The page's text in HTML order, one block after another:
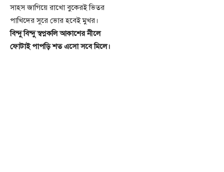
সাহস জাগিয়ে রাখো বুকেরই ভিতর
পাখিদের সুরে ভোর হবেই মুখর।
বিন্দু বিন্দু স্বপ্নকলি আকাশের নীলে
ফোটাই পাপড়ি শত এসো সবে মিলে।